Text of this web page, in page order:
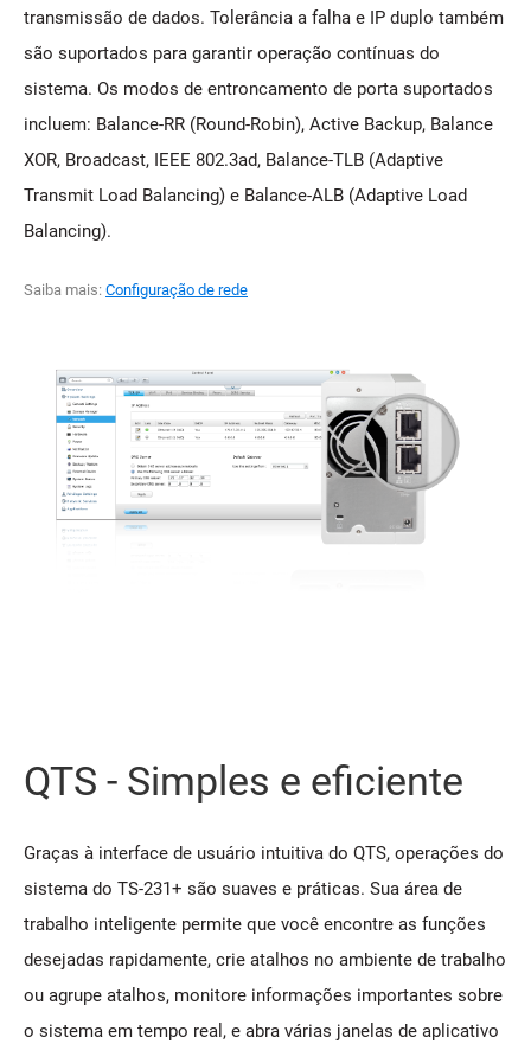
transmissão de dados. Tolerância a falha e IP duplo também
são suportados para garantir operação contínuas do
sistema. Os modos de entroncamento de porta suportados
incluem: Balance-RR (Round-Robin), Active Backup, Balance
XOR, Broadcast, IEEE 802.3ad, Balance-TLB (Adaptive
Transmit Load Balancing) e Balance-ALB (Adaptive Load
Balancing).
Saiba mais: Configuração de rede
QTS - Simples e eficiente
Graças à interface de usuário intuitiva do QTS, operações do
sistema do TS-231+ são suaves e práticas. Sua área de
trabalho inteligente permite que você encontre as funções
desejadas rapidamente, crie atalhos no ambiente de trabalho
ou agrupe atalhos, monitore informações importantes sobre
o sistema em tempo real, e abra várias janelas de aplicativo